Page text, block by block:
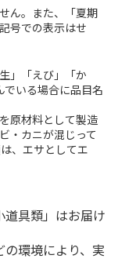
ん。また、「夏期
号での表示はせ
」「えび」「か
でいる場合に品目名
原材料として製造
・カニが混じって
、エサとしてエ
具類」はお届け
環境により、実